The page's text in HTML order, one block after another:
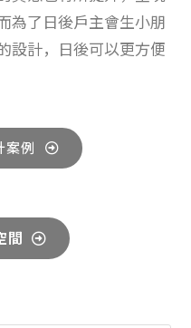
為了日後戶主會生小朋
設計，日後可以更方便
案例
間